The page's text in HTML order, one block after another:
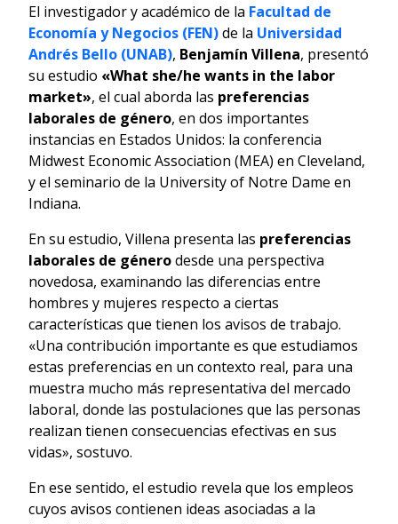
El investigador y académico de la Facultad de
Economía y Negocios (FEN)de la Universidad
Andrés Bello (UNAB), Benjamín Villena, presentó
su estudio «What she/he wants in the labor
market», el cual aborda las preferencias
laborales de género, en dos importantes
instancias en Estados Unidos: la conferencia
Midwest Economic Association (MEA) en Cleveland,
y el seminario de la University of Notre Dame en
Indiana.
En su estudio, Villena presenta las preferencias
laborales de génerodesde una perspectiva
novedosa, examinando las diferencias entre
hombres y mujeres respecto a ciertas
características que tienen los avisos de trabajo.
«Una contribución importante es que estudiamos
estas preferencias en un contexto real, para una
muestra mucho más representativa del mercado
laboral, donde las postulaciones que las personas
realizan tienen consecuencias efectivas en sus
vidas», sostuvo.
En ese sentido, el estudio revela que los empleos
cuyos avisos contienen ideas asociadas a la